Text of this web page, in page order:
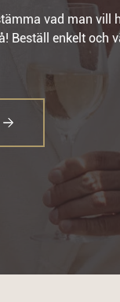
vad man vill
Beställ enkelt och